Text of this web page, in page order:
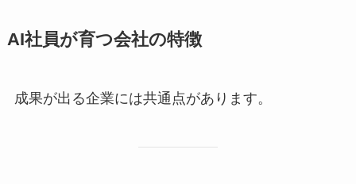
AI社員が育つ会社の特徴
成果が出る企業には共通点があります。